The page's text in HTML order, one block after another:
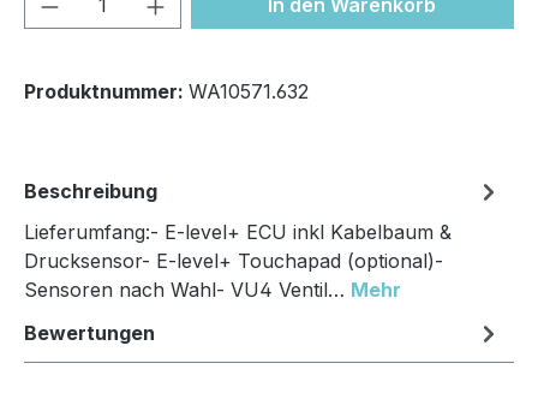
In den Warenkorb
Produktnummer: WA10571.632
Beschreibung
Lieferumfang:- E-level+ ECU inkl Kabelbaum &
Drucksensor- E-level+ Touchapad (optional)-
Sensoren nach Wahl- VU4 Ventil… Mehr
Bewertungen